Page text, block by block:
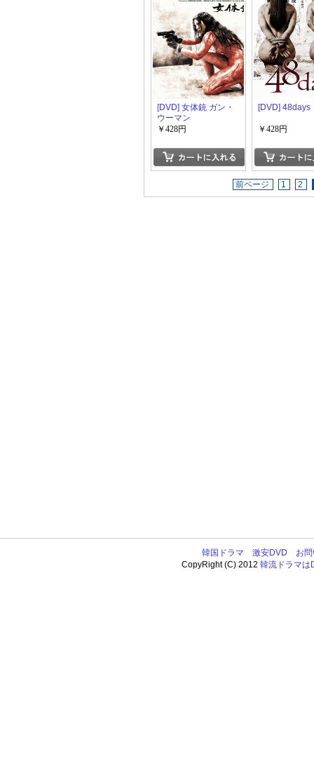
[DVD] 女体銃 ガン・
ウーマン
￥428円
[DVD] 48days
￥428円
前ページ 1 2
韓国ドラマ 激安DVD
お
CopyRight (C) 2012韓流ドラマは